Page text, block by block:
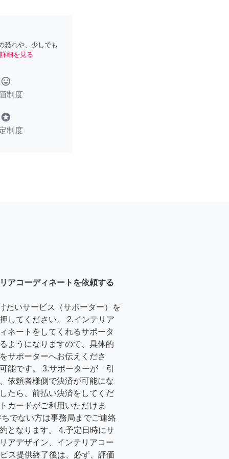
恐れや、少しでも
詳細を見る
tag_faces
制度
stars
制度
アコーディネートを依頼する
たいサービス（サポーター）を
してください。 2.インテリア
ネートをしてくれるサポータ
ようになりますので、具体的
サポーターへお伝えくださ
能です。 3.サポーターが「引
依頼者様側で決済が可能にな
たら、前払い決済をしてくだ
カードがご利用いただけま
でない方は事務局までご連絡
となります。 4.予定日時にサ
アデザイン、インテリアコー
ス提供終了後は、必ず、評価